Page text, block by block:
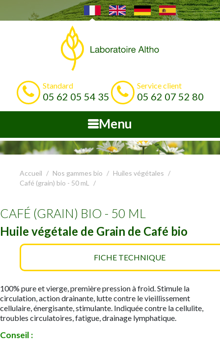
Standard
05 62 05 54 35
Service client
05 62 07 52 80
Menu
Accueil Nos gammes bio
Huiles végétales
Café (grain) bio - 50 mL
CAFÉ (GRAIN) BIO - 50 ML
Huile végétale de Grain de Café bio
FICHE TECHNIQUE
100% pure et vierge, première pression à froid. Stimule la
circulation, action drainante, lutte contre le vieillissement
cellulaire, énergisante, stimulante. Indiquée contre la cellulite,
troubles circulatoires, fatigue, drainage lymphatique.
Conseil :